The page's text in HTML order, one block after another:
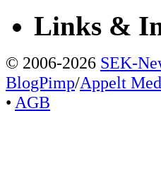
Links &
© 2006-2026 SEK-
BlogPimp/Appelt
• AGB